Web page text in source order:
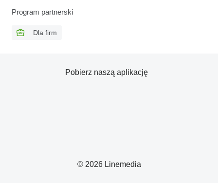
Program partnerski
Dla firm
© 2026 Linemedia
Pobierz naszą aplikację